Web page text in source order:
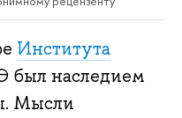
Института
наследием
Мысли